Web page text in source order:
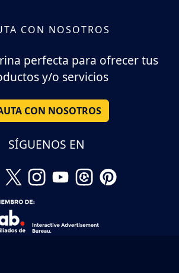
CON NOSOTROS
perfecta para ofrecer tus
y/o servicios
CON NOSOTROS
SÍGUENOS EN